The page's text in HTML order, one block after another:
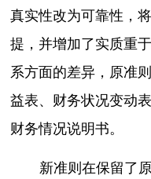
真实性改为可靠性，
提，并增加了实质重
系方面的差异，原准
益表、财务状况变动
财务情况说明书。
新准则在保留了